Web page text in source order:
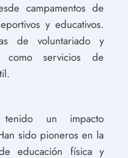
campamentos de
y educativos.
de voluntariado y
como servicios de
un impacto
sido pioneros en la
educación física y